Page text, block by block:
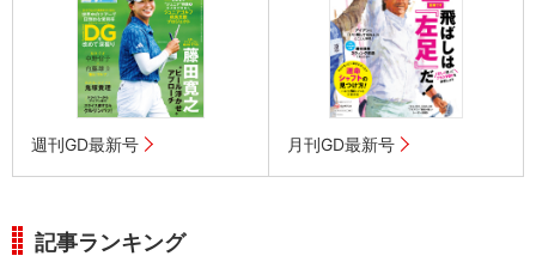
週刊GD最新号 月刊GD最新号
記事ランキング